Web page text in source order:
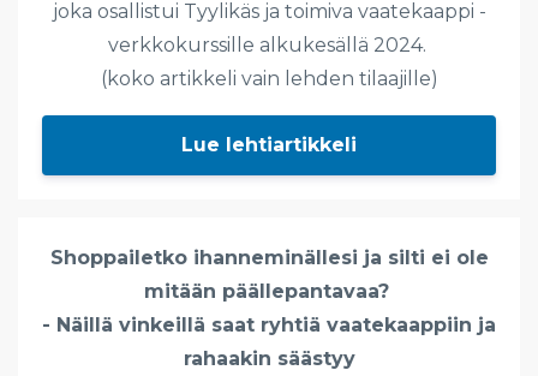
joka osallistui Tyylikäs ja toimiva vaatekaappi -
verkkokurssille alkukesällä 2024.
(koko artikkeli vain lehden tilaajille)
Lue lehtiartikkeli
Shoppailetko ihanneminällesi ja silti ei ole
mitään päällepantavaa?
- Näillä vinkeillä saat ryhtiä vaatekaappiin ja
rahaakin säästyy